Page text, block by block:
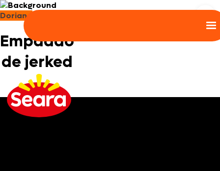
Doriana
Empadão
de jerked